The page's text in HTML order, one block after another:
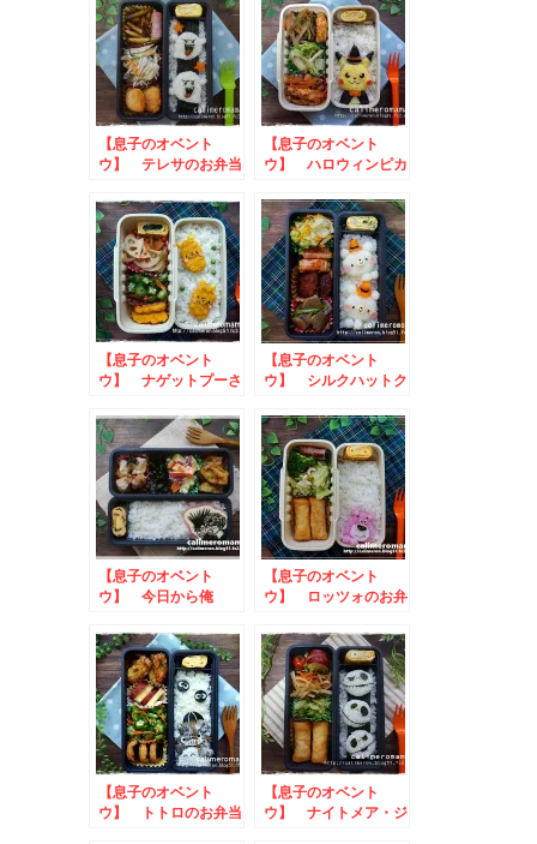
【息子のオベント
ウ】 テレサのお弁当
【息子のオベント
ウ】 ハロウィンピカ
【息子のオベント
ウ】 ナゲットプーさ
【息子のオベント
ウ】 シルクハットク
【息子のオベント
ウ】 今日から俺
弁当
【息子のオベント
ウ】 ロッツォのお弁
【息子のオベント
ウ】 トトロのお弁当
【息子のオベント
ウ】 ナイトメア・ジ